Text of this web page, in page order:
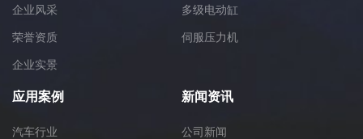
企业风采
荣誉资质
企业实景
多级电动缸
伺服压力机
应用案例
汽车行业
新闻资讯
公司新闻